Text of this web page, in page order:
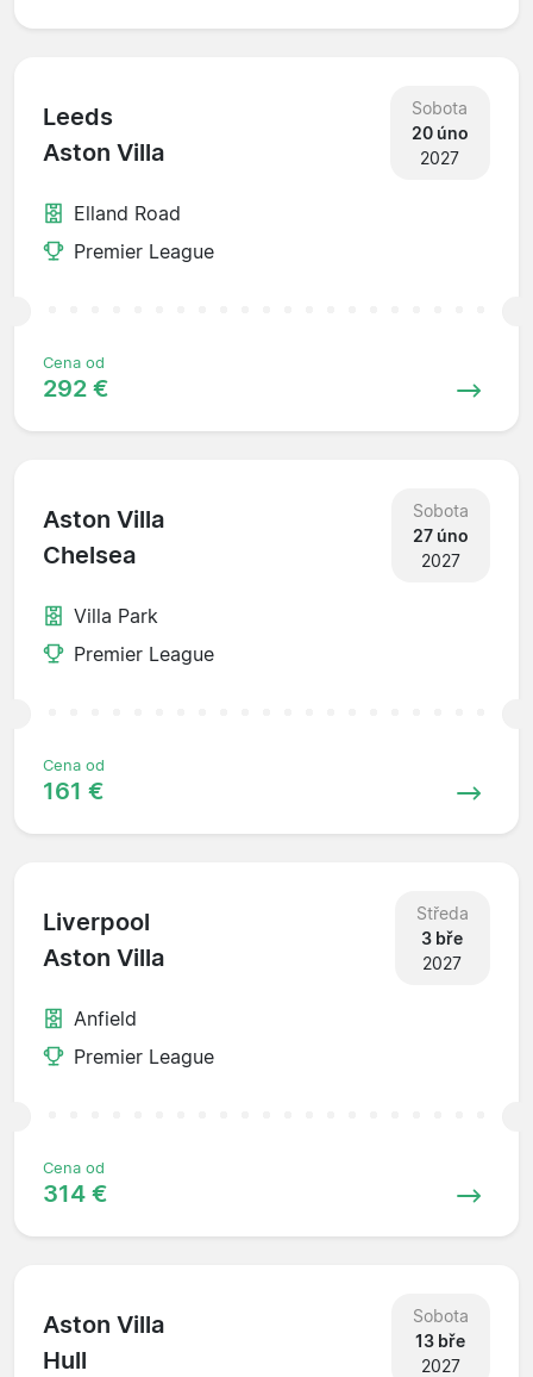
Leeds
Aston Villa
Sobota
20 úno
2027
Elland Road
Premier League
Cena od
292 €
Aston Villa
Chelsea
Sobota
27 úno
2027
Villa Park
Premier League
Cena od
161 €
Liverpool
Aston Villa
Středa
3 bře
2027
Anfield
Premier League
Cena od
314 €
Aston Villa
Hull
Sobota
13 bře
2027